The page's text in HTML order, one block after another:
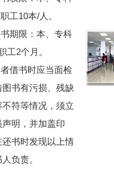
工10本/人。
：本、专科
工2个月。
时应当面检
书有污损、残缺
符等情况，须立
明，并加盖印
书时发现以上情
负责。